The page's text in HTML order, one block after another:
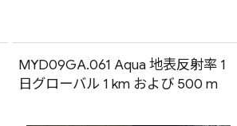
MYD09GA.061 Aqua 地表反射率 1
日グローバル 1 km および 500 m